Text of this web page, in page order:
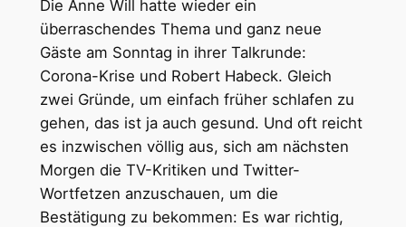
Die Anne Will hatte wieder ein
überraschendes Thema und ganz neue
Gäste am Sonntag in ihrer Talkrunde:
Corona-Krise und Robert Habeck. Gleich
zwei Gründe, um einfach früher schlafen zu
gehen, das ist ja auch gesund. Und oft reicht
es inzwischen völlig aus, sich am nächsten
Morgen die TV-Kritiken und Twitter-
Wortfetzen anzuschauen, um die
Bestätigung zu bekommen: Es war richtig,